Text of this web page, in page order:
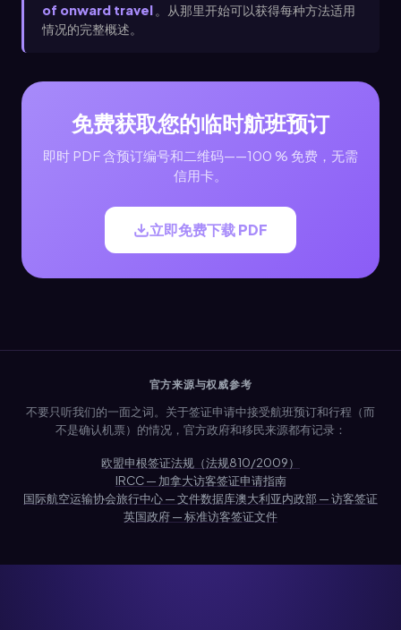
of onward travel 。从那里开始可以获得每种方法适用
情况的完整概述。
免费获取您的临时航班预订
即时 PDF 含预订编号和二维码——100 % 免费，无需
信用卡。
立即免费下载 PDF
官方来源与权威参考
不要只听我们的一面之词。关于签证申请中接受航班预订和行程（而
不是确认机票）的情况，官方政府和移民来源都有记录：
欧盟申根签证法规（法规810/2009）
IRCC — 加拿大访客签证申请指南
国际航空运输协会旅行中心 — 文件数据库澳大利亚内政部 — 访客签证
英国政府 — 标准访客签证文件